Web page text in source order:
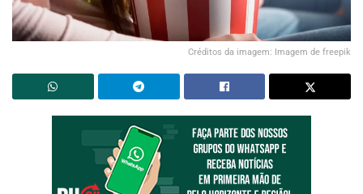
Créditos da imagem: Imagem de freepik